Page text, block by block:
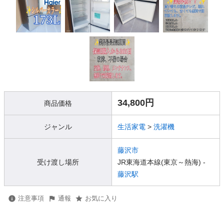
商品価格 34,800円
ジャンル 生活家電 > 洗濯機
受け渡し場所
藤沢市
JR東海道本線(東京～熱海) -
藤沢駅
注意事項 通報 お気に入り